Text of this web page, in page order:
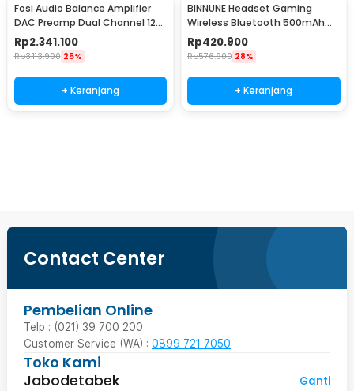
Fosi Audio Balance Amplifier
DAC Preamp Dual Channel 12V
LCD Display - ZH3
Rp2.341.100
Rp3.113.900 25%
+ Keranjang
BINNUNE Headset Gaming
Wireless Bluetooth 500mAh
USB Type C - BW06-BT
Rp420.900
Rp576.900 28%
+ Keranjang
Contact Center
Pembelian Online
Telp : (021) 39 700 200
Customer Service (WA) : 0899 721 7050
Toko Kami
Jabodetabek
Ganti